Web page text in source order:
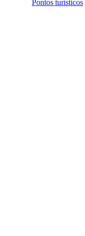
Pontos turísticos